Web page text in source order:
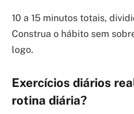
10 a 15 minutos totais,
Construa o hábito sem
logo.
Exercícios diários
rotina diária?